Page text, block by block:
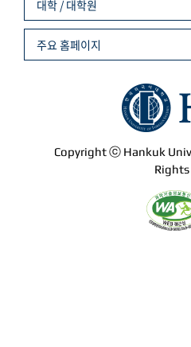
Copyright ⓒ Hankuk
Rights
대학 / 대학원
주요 홈페이지